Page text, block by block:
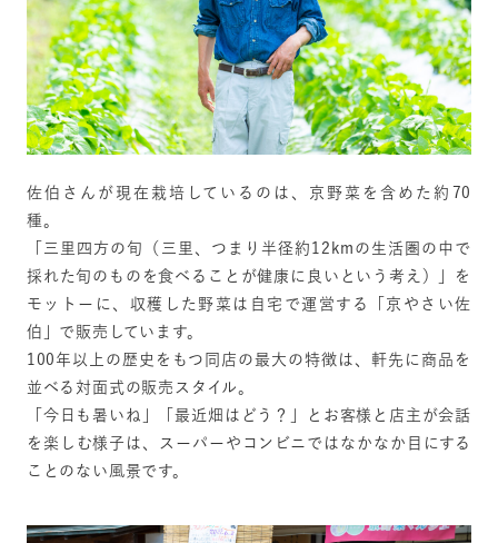
佐伯さんが現在栽培しているのは、京野菜を含めた約70
種。
「三里四方の旬（三里、つまり半径約12kmの生活圏の中で
採れた旬のものを食べることが健康に良いという考え）」を
モットーに、収穫した野菜は自宅で運営する「京やさい佐
伯」で販売しています。
100年以上の歴史をもつ同店の最大の特徴は、軒先に商品を
並べる対面式の販売スタイル。
「今日も暑いね」「最近畑はどう？」とお客様と店主が会話
を楽しむ様子は、スーパーやコンビニではなかなか目にする
ことのない風景です。